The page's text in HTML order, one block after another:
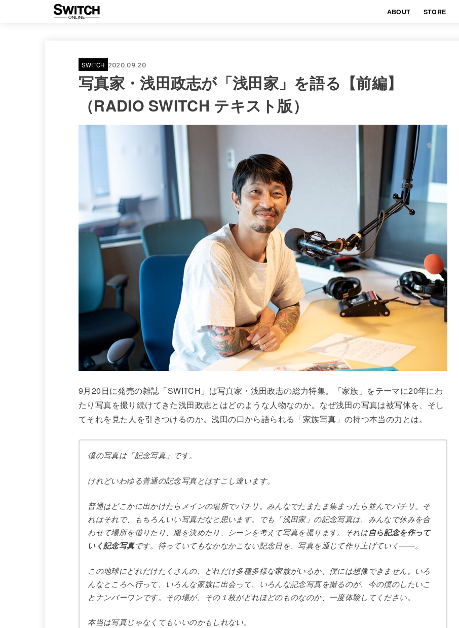
ABOUT STORE
SWITCH 2020.09.20
写真家・浅田政志が「浅田家」を語る【前編】
（RADIO SWITCH テキスト版）
9月20日に発売の雑誌「SWITCH」は写真家・浅田政志の総力特集。「家族」をテーマに20年にわ
たり写真を撮り続けてきた浅田政志とはどのような人物なのか。なぜ浅田の写真は被写体を、そし
てそれを見た人を引きつけるのか。浅田の口から語られる「家族写真」の持つ本当の力とは。
僕の写真は「記念写真」です。
けれどいわゆる普通の記念写真とはすこし違います。
普通はどこかに出かけたらメインの場所でパチリ。みんなでたまたま集まったら並んでパチリ。そ
れはそれで、もちろんいい写真だなと思います。でも「浅田家」の記念写真は、みんなで休みを合
わせて場所を借りたり、服を決めたり、シーンを考えて写真を撮ります。それは自ら記念を作って
いく記念写真です。待っていてもなかなかこない記念日を、写真を通じて作り上げていく——。
この地球にどれだけたくさんの、どれだけ多種多様な家族がいるか、僕には想像できません。いろ
んなところへ行って、いろんな家族に出会って、いろんな記念写真を撮るのが、今の僕のしたいこ
とナンバーワンです。その場が、その１枚がどれほどのものなのか、一度体験してください。
本当は写真じゃなくてもいいのかもしれない。